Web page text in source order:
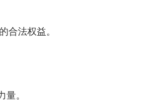
合法权益。
。